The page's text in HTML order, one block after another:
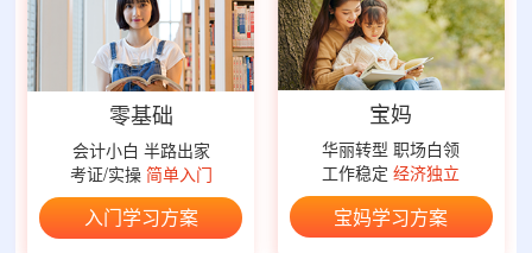
零基础
会计小白 半路出家
考证/实操 简单入门
入门学习方案
宝妈
华丽转型 职场白领
工作稳定经济独立
宝妈学习方案